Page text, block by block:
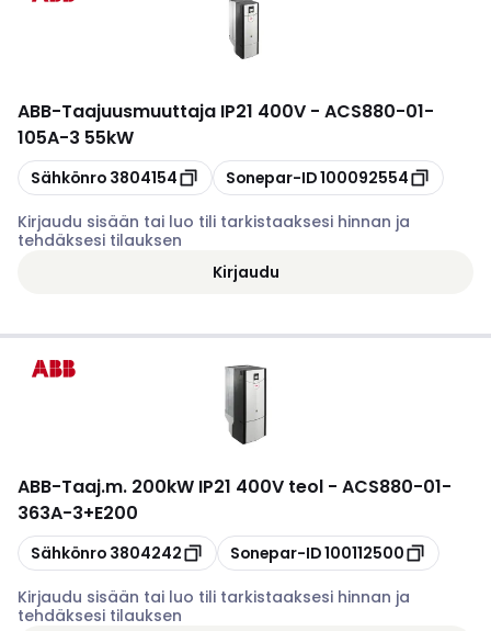
ABB-Taajuusmuuttaja IP21 400V - ACS880-01-
105A-3 55kW
Kopioi
Sähkönro 3804154 Kopioi
Sonepar-ID100092554
Kirjaudu sisään tai luo tili tarkistaaksesi hinnan ja
tehdäksesi tilauksen
Kirjaudu
ABB-Taaj.m. 200kW IP21 400V teol - ACS880-01-
363A-3+E200
Kopioi
Sähkönro 3804242 Kopioi
Sonepar-ID100112500
Kirjaudu sisään tai luo tili tarkistaaksesi hinnan ja
tehdäksesi tilauksen